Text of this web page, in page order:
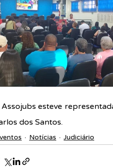
esteve
dos Santos.
Notícias Judiciário